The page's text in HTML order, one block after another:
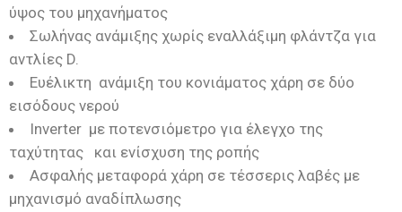
ύψος του μηχανήματος
Σωλήνας ανάμιξης χωρίς εναλλάξιμη φλάντζα για
αντλίες D.
Ευέλικτη ανάμιξη του κονιάματος χάρη σε δύο
εισόδους νερού
Inverter με ποτενσιόμετρο για έλεγχο της
ταχύτητας και ενίσχυση της ροπής
Ασφαλής μεταφορά χάρη σε τέσσερις λαβές με
μηχανισμό αναδίπλωσης